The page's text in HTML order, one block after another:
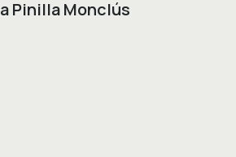
Pinilla Monclús